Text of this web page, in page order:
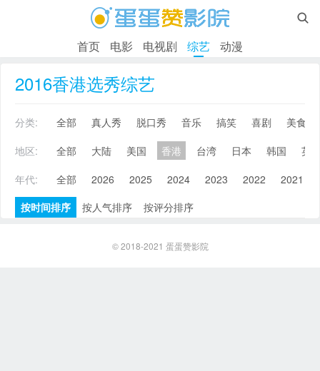

首页 电影 电视剧 综艺 动漫
2016香港选秀综艺
分类: 全部 真人秀 脱口秀 音乐 搞笑 喜剧
美食
地区:
全部 大陆 美国 香港 台湾 日本 韩国
英
年代:
全部 2026 2025 2024 2023 2022 2021
按时间排序
按人气排序 按评分排序
© 2018-2021 蛋蛋赞影院